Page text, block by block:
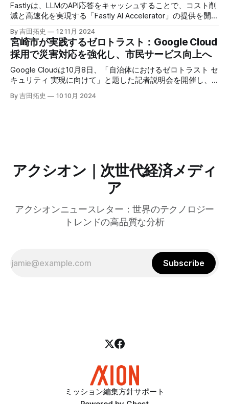
Fastlyは、LLMのAPI応答をキャッシュすることで、コスト削
減と高速化を実現する「Fastly AI Accelerator」の提供を開始
した。キップ・コンプトン最高プロダクト責任者（CPO）
は、類似した質問への応答を再利用し、効率的な処理を可能
にすると説明した。さらに、コンプトンは、エッジコンピュ
ーティングの利点を活かしたパーソナライズや、エッジにお
けるGPUの経済性、セキュリティへの取り組みなど、Fastly
のAI戦略について語った。
By 吉田拓史 12 11月 2024
宮崎市が実践するゼロトラスト：Google Cloud
採用で災害対応を強化し、市民サービス向上へ
Google Cloudは10月8日、「自治体におけるゼロトラスト セ
キュリティ 実現に向けて」と題した記者説明会を開催し、
自治体向けにゼロトラストセキュリティ導入を支援するプロ
グラムを発表した。宮崎市の事例では、Google Workspace
By 吉田拓史 10 10月 2024
アクシオン｜次世代経済メディ
ア
アクシオンニュースレター：世界のテクノロジー
トレンドの高品質な分析
Subscribe
ミッション編集方針サポート